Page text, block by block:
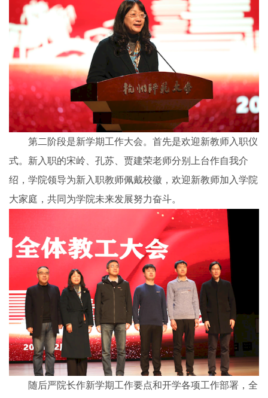
第二阶段是新学期工作大会。首先是欢迎新教师入职仪
式。 新入职的宋岭、孔苏、贾建荣老师分别 上台作自我介
绍，学院领导为新入职教师佩戴校徽，欢迎新教师加入学院
大家庭，共同 为学院未来发展努力奋斗。
随后严院长作新学期工作要点和开学各项工作部署，全